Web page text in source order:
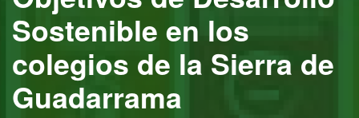
Sostenible en los
colegios de la Sierra de
Guadarrama